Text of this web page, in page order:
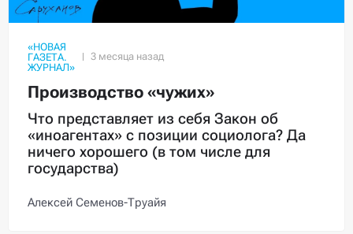
«НОВАЯ
ГАЗЕТА.
ЖУРНАЛ»
Производство «чужих»
Что представляет из себя Закон об
«иноагентах» с позиции социолога? Да
ничего хорошего (в том числе для
государства)
Алексей Семенов-Труайя